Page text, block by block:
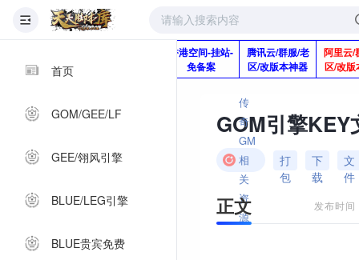
首页
GOM/GEE/LF
GEE/翎风引擎
BLUE/LEG引擎
BLUE贵宾免费
Q920992345
香港空间-挂站-
免备案
腾讯云/群服/老
区/改版本神器
阿里云/
区/改版
GOM引擎KEY
传
奇
GM
相
关
资
源
打
包
下
载
文
件
正文 发布时